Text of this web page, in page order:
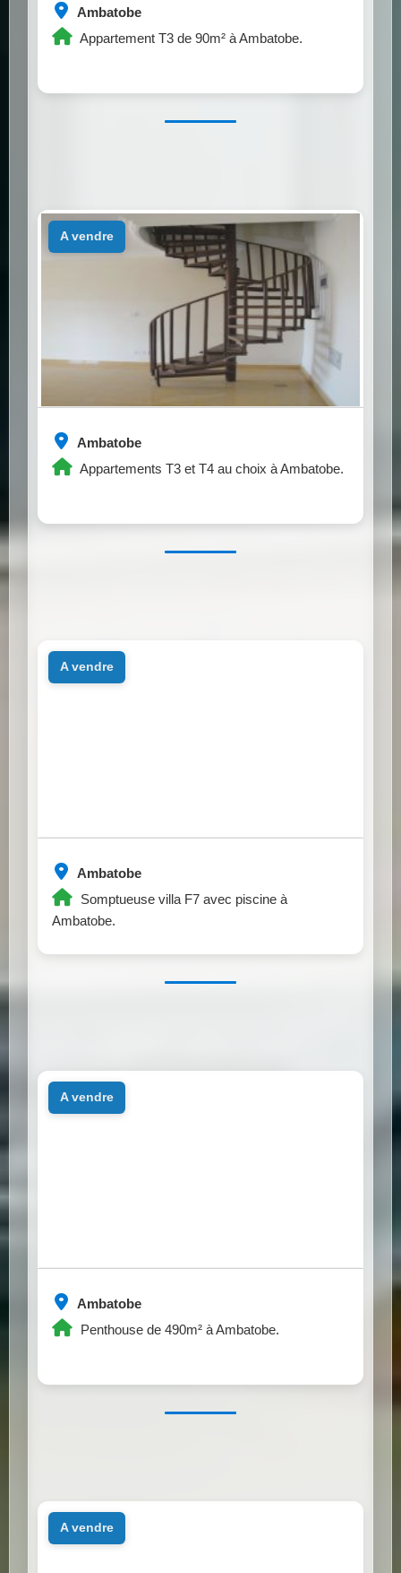
Ambatobe
Appartement T3 de 90m² à Ambatobe.
Ambatobe
Appartements T3 et T4 au choix à Ambatobe.
a vendre
Ambatobe
Somptueuse villa F7 avec piscine à
Ambatobe.
a vendre
Ambatobe
Penthouse de 490m² à Ambatobe.
a vendre
a vendre